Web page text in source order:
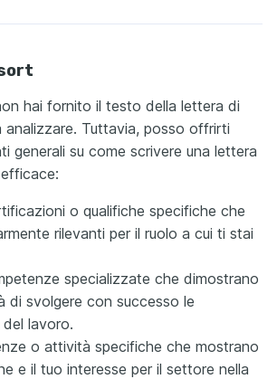
hai fornito il testo della lettera di
analizzare. Tuttavia, posso offrirti
generali su come scrivere una lettera
o qualifiche specifiche che
rilevanti per il ruolo a cui ti stai
specializzate che dimostrano
di svolgere con successo le
lavoro.
o attività specifiche che mostrano
e il tuo interesse per il settore nella